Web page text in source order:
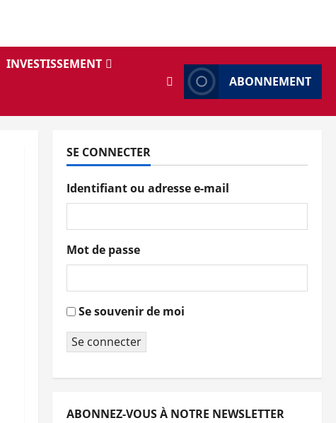
INVESTISSEMENT
ABONNEMENT
SE CONNECTER
Identifiant ou adresse e-mail
Mot de passe
Se souvenir de moi
Se connecter
ABONNEZ-VOUS À NOTRE NEWSLETTER